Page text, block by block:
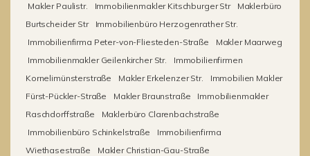
Makler Paulistr. Immobilienmakler Kitschburger Str
Maklerbüro
Burtscheider Str
Immobilienbüro Herzogenrather Str.
Immobilienfirma Peter-von-Fliesteden-Straße
Makler Maarweg
Immobilienmakler Geilenkircher Str.
Immobilienfirmen
Kornelimünsterstraße
Makler Erkelenzer Str.
Immobilien Makler
Fürst-Pückler-Straße
Makler Braunstraße
Immobilienmakler
Raschdorffstraße
Maklerbüro Clarenbachstraße
Immobilienbüro Schinkelstraße
Immobilienfirma
Wiethasestraße
Makler Christian-Gau-Straße